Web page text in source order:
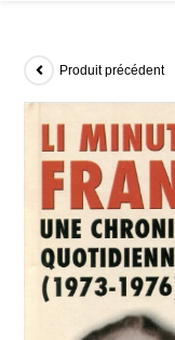
Produit précédent